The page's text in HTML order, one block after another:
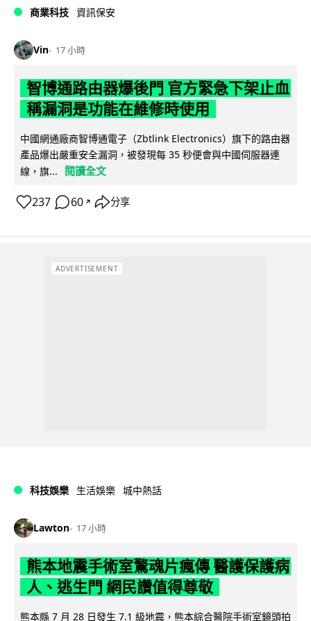
商業科技 資訊保安
Vin 17 小時
智博通路由器爆後門 官方緊急下架止血
稱漏洞是功能在維修時使用
中國網通廠商智博通電子（Zbtlink Electronics）旗下的路由器
產品爆出嚴重安全漏洞，被發現每 35 秒便會與中國伺服器連
線，旗...
閱讀全文
237 60 ↗ 分享
ADVERTISEMENT
科技娛樂 生活娛樂 城中熱話
Lawton 17 小時
熊本地震手術室驚魂片瘋傳 醫護保護病
人、逃生門 網民讚值得尊敬
熊本縣 7 月 28 日發生 7.1 級地震，熊本綜合醫院手術室鏡頭拍